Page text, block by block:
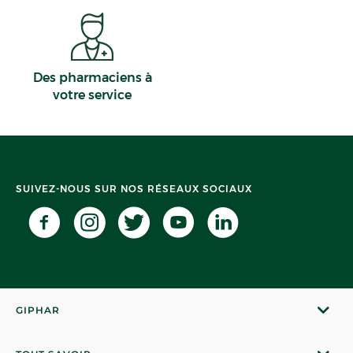
Des pharmaciens à
votre service
SUIVEZ-NOUS SUR NOS RÉSEAUX SOCIAUX
GIPHAR